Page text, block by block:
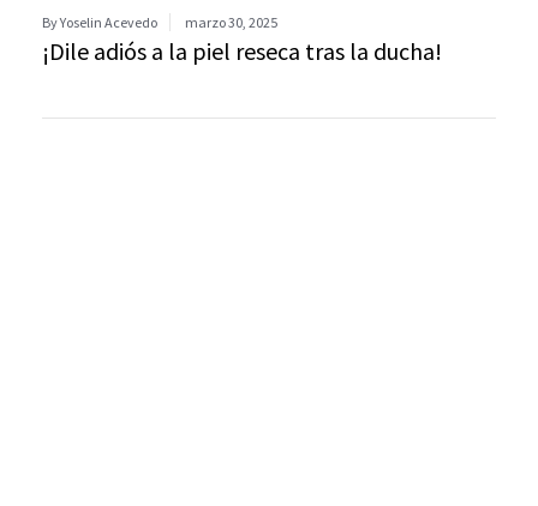
By Yoselin Acevedo marzo 30, 2025
¡Dile adiós a la piel reseca tras la ducha!